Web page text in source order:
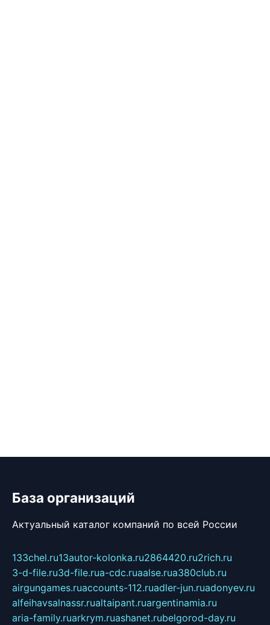
База организаций
Актуальный каталог компаний по всей России
133chel.ru13autor-kolonka.ru2864420.ru2rich.ru
3-d-file.ru3d-file.rua-cdc.ruaalse.rua380club.ru
airgungames.ruaccounts-112.ruadler-jun.ruadonyev.ru
alfeihavsalnassr.rualtaipant.ruargentinamia.ru
aria-family.ruarkrym.ruashanet.rubelgorod-day.ru